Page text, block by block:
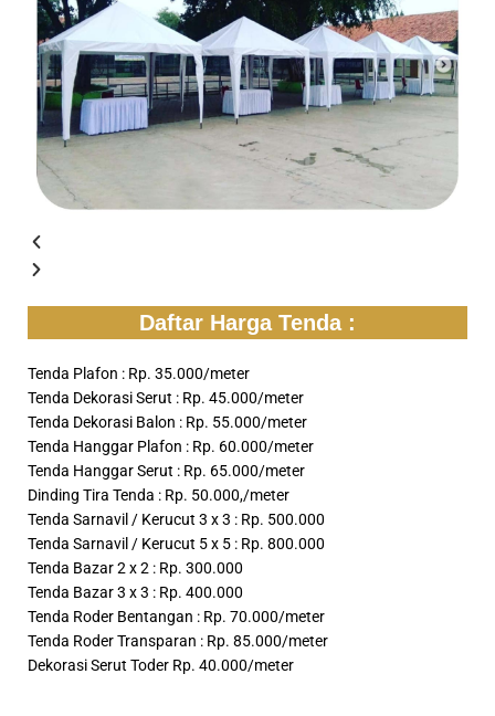
Daftar Harga Tenda :
Tenda Plafon : Rp. 35.000/meter
Tenda Dekorasi Serut : Rp. 45.000/meter
Tenda Dekorasi Balon : Rp. 55.000/meter
Tenda Hanggar Plafon : Rp. 60.000/meter
Tenda Hanggar Serut : Rp. 65.000/meter
Dinding Tira Tenda : Rp. 50.000,/meter
Tenda Sarnavil / Kerucut 3 x 3 : Rp. 500.000
Tenda Sarnavil / Kerucut 5 x 5 : Rp. 800.000
Tenda Bazar 2 x 2 : Rp. 300.000
Tenda Bazar 3 x 3 : Rp. 400.000
Tenda Roder Bentangan : Rp. 70.000/meter
Tenda Roder Transparan : Rp. 85.000/meter
Dekorasi Serut Toder Rp. 40.000/meter